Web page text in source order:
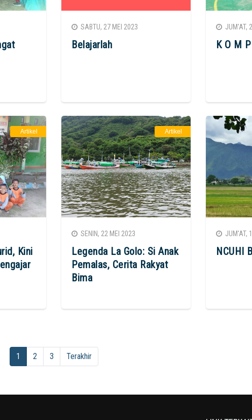
SABTU, 27 MEI 2023
Belajarlah
JUM'AT,
K O M
Artikel
Kini
Artikel
SENIN, 22 MEI 2023
Legenda La Golo: Si Anak
Pemalas, Cerita Rakyat
Bima
JUM'AT,
NCUHI
1 2 3 Terakhir